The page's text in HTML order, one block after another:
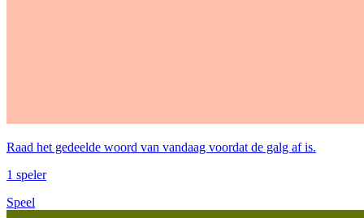
Raad het gedeelde woord van vandaag voordat de galg af is.
1 speler
Speel